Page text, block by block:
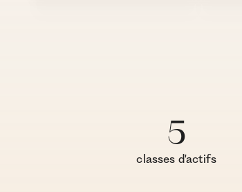
5
classes d'actifs